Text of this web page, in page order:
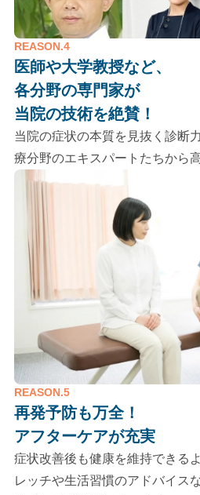
REASON.4
医師や大学教授など、
各分野の専門家が
当院の技術を絶賛！
当院の症状の本質を見抜く診断
療分野のエキスパートたちから
REASON.5
再発予防も万全！
アフターケアが充実
症状改善後も健康を維持できる
レッチや生活習慣のアドバイス